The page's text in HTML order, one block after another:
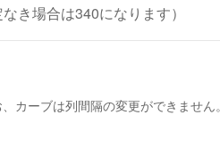
き場合は340になります）
カーブは列間隔の変更ができません。